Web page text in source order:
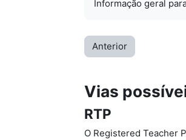
Informação geral
Anterior
Vias
RTP
O Registered Teacher